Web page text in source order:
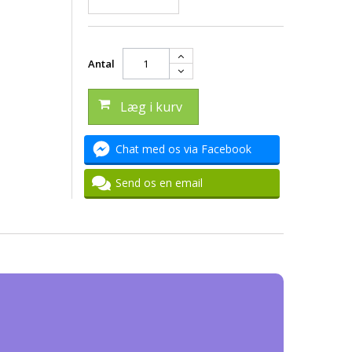
Antal
Læg i kurv
Chat med os via Facebook
Send os en email